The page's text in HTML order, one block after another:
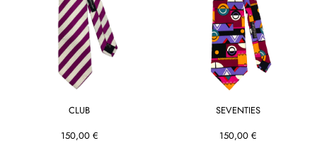
CLUB
150,00 €
SEVENTIES
150,00 €